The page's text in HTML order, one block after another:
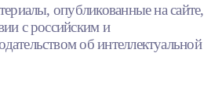
опубликованные на сайте,
с российским и
об интеллектуальной